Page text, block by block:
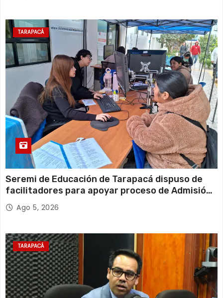
TARAPACÁ
Seremi de Educación de Tarapacá dispuso de
facilitadores para apoyar proceso de Admisión
Escolar 2027
Ago 5, 2026
TARAPACÁ